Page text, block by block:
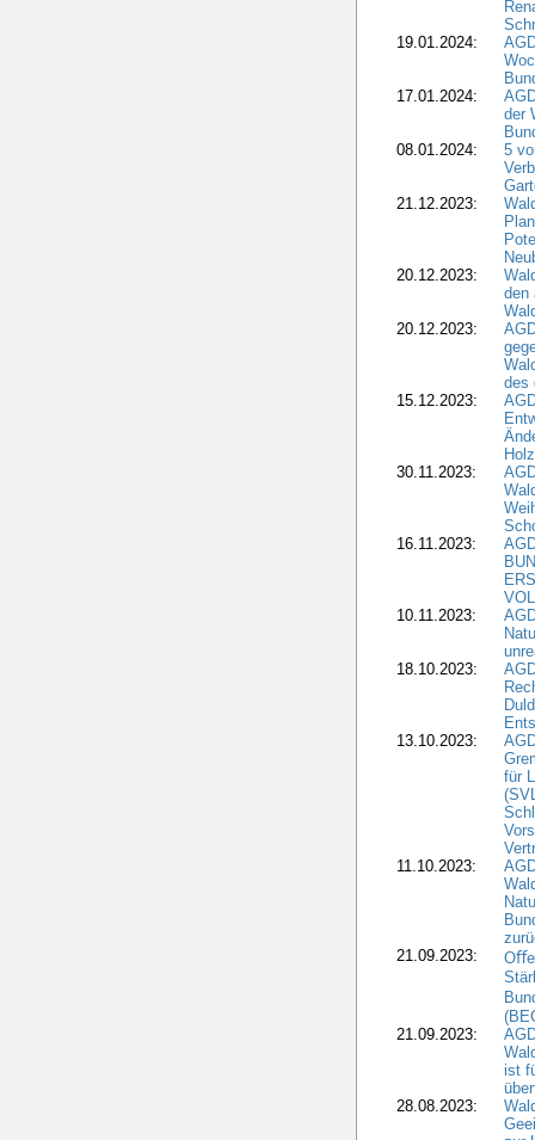
19.01.2024:
17.01.2024:
der
08.01.2024:
5
21.12.2023:
20.12.2023:
den
20.12.2023:
des
15.12.2023:
30.11.2023:
16.11.2023:
10.11.2023:
18.10.2023:
13.10.2023:
für
11.10.2023:
21.09.2023:
21.09.2023:
ist
28.08.2023: